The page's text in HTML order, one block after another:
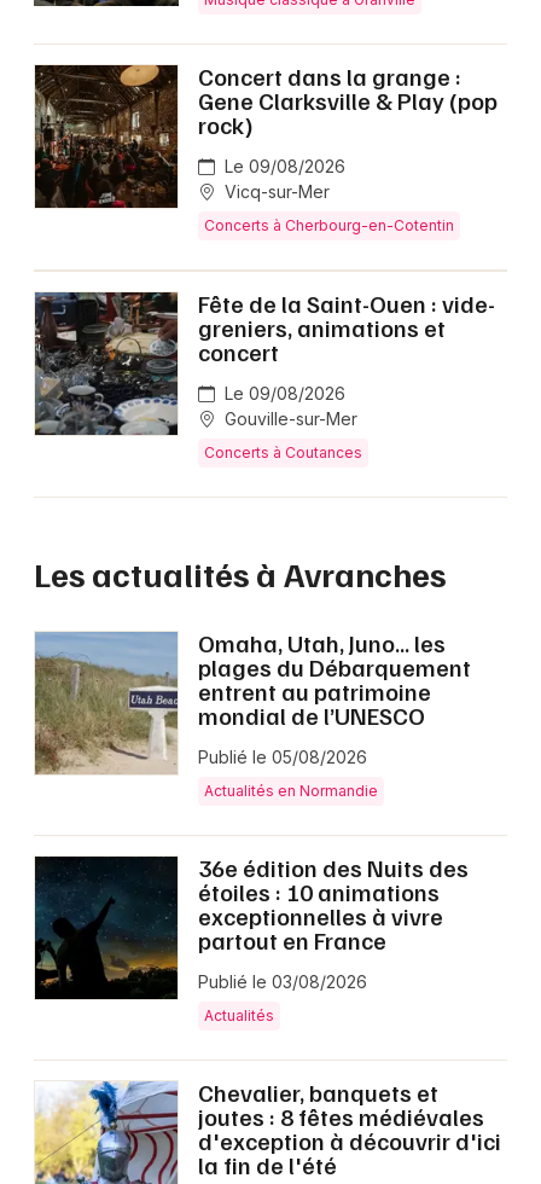
Concert dans la grange :
Gene Clarksville & Play (pop
rock)
Le 09/08/2026
Vicq-sur-Mer
Concerts à Cherbourg-en-Cotentin
Fête de la Saint-Ouen : vide-
greniers, animations et
concert
Le 09/08/2026
Gouville-sur-Mer
Concerts à Coutances
Les actualités à Avranches
Omaha, Utah, Juno… les
plages du Débarquement
entrent au patrimoine
mondial de l’UNESCO
Publié le 05/08/2026
Actualités en Normandie
36e édition des Nuits des
étoiles : 10 animations
exceptionnelles à vivre
partout en France
Publié le 03/08/2026
Actualités
Chevalier, banquets et
joutes : 8 fêtes médiévales
d'exception à découvrir d'ici
la fin de l'été